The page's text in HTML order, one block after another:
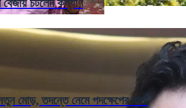
চটলেন কল্যাণ
মোড়, তদন্তে নেমে পদক্ষেপের বার্তা